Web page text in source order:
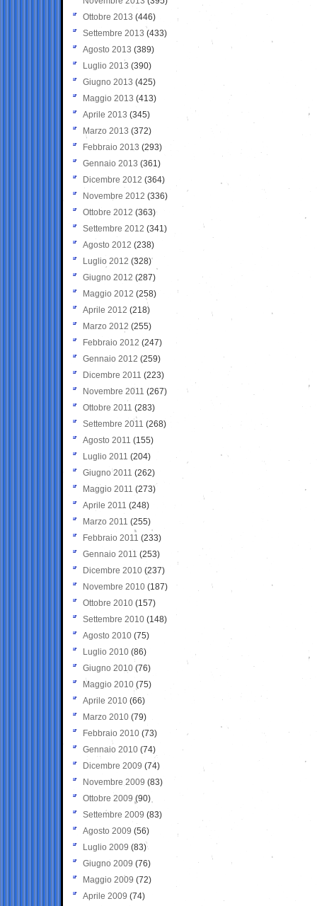
Ottobre 2013 (446)
Settembre 2013 (433)
Agosto 2013 (389)
Luglio 2013 (390)
Giugno 2013 (425)
Maggio 2013 (413)
Aprile 2013 (345)
Marzo 2013 (372)
Febbraio 2013 (293)
Gennaio 2013 (361)
Dicembre 2012 (364)
Novembre 2012 (336)
Ottobre 2012 (363)
Settembre 2012 (341)
Agosto 2012 (238)
Luglio 2012 (328)
Giugno 2012 (287)
Maggio 2012 (258)
Aprile 2012 (218)
Marzo 2012 (255)
Febbraio 2012 (247)
Gennaio 2012 (259)
Dicembre 2011 (223)
Novembre 2011 (267)
Ottobre 2011 (283)
Settembre 2011 (268)
Agosto 2011 (155)
Luglio 2011 (204)
Giugno 2011 (262)
Maggio 2011 (273)
Aprile 2011 (248)
Marzo 2011 (255)
Febbraio 2011 (233)
Gennaio 2011 (253)
Dicembre 2010 (237)
Novembre 2010 (187)
Ottobre 2010 (157)
Settembre 2010 (148)
Agosto 2010 (75)
Luglio 2010 (86)
Giugno 2010 (76)
Maggio 2010 (75)
Aprile 2010 (66)
Marzo 2010 (79)
Febbraio 2010 (73)
Gennaio 2010 (74)
Dicembre 2009 (74)
Novembre 2009 (83)
Ottobre 2009 (90)
Settembre 2009 (83)
Agosto 2009 (56)
Luglio 2009 (83)
Giugno 2009 (76)
Maggio 2009 (72)
Aprile 2009 (74)